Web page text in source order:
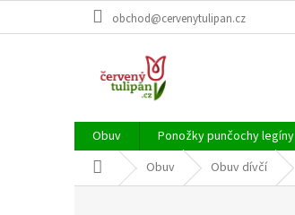
obchod@cervenytulipan.cz
Obuv Ponožky punčochy legíny
Domů Obuv Obuv dívčí